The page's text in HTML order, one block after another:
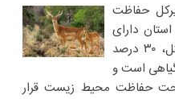
حفاظت
دارای
یک میلیون و ۲۰۰هزار هکتار جنگل، ۳۰ درصد
گیاهی است و
آن تحت حفاظت محیط زیست قرار